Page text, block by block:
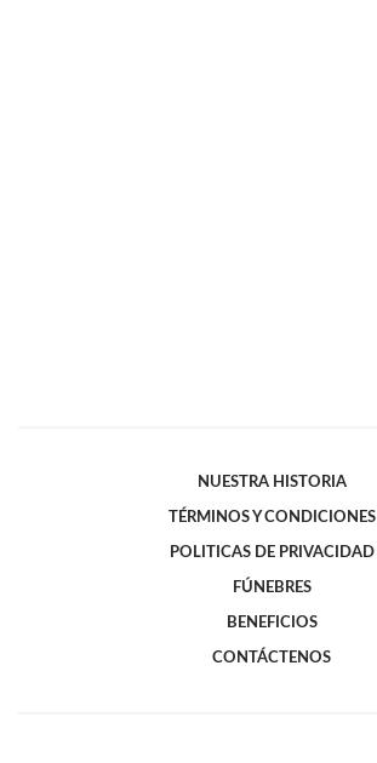
NUESTRA HISTORIA
TÉRMINOS Y CONDICIONES
POLITICAS DE PRIVACIDAD
FÚNEBRES
BENEFICIOS
CONTÁCTENOS